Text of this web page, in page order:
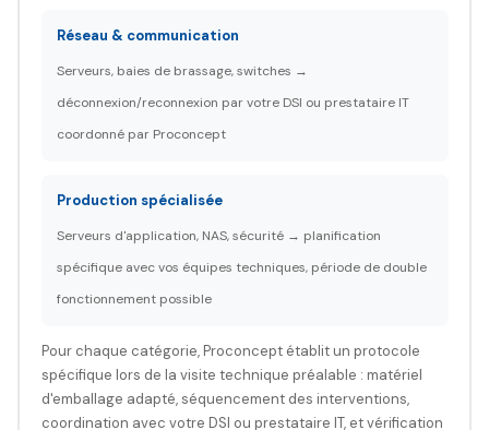
Réseau & communication
Serveurs, baies de brassage, switches →
déconnexion/reconnexion par votre DSI ou prestataire IT
coordonné par Proconcept
Production spécialisée
Serveurs d'application, NAS, sécurité → planification
spécifique avec vos équipes techniques, période de double
fonctionnement possible
Pour chaque catégorie, Proconcept établit un protocole
spécifique lors de la visite technique préalable : matériel
d'emballage adapté, séquencement des interventions,
coordination avec votre DSI ou prestataire IT, et vérification